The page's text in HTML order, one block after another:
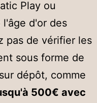
Play ou
l'âge d'or des
pas de vérifier les
sous forme de
dépôt, comme
500€ avec